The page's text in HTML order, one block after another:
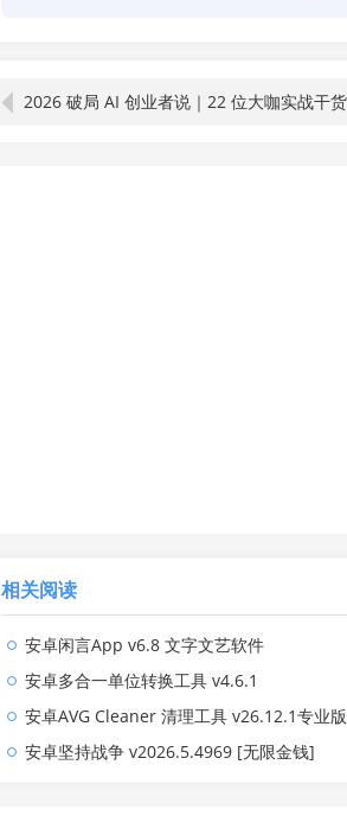
相关阅读
安卓闲言App v6.8 文字文艺软件
安卓多合一单位转换工具 v4.6.1
安卓AVG Cleaner 清理工具 v26.12.1专业版
安卓坚持战争 v2026.5.4969 [无限金钱]